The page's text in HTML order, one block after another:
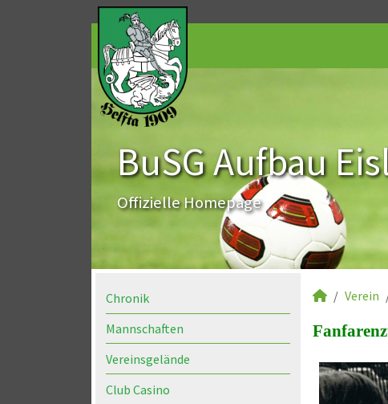
BuSG Aufbau
Offizielle Homepage
Chronik
Mannschaften
Vereinsgelände
Club Casino
Verein